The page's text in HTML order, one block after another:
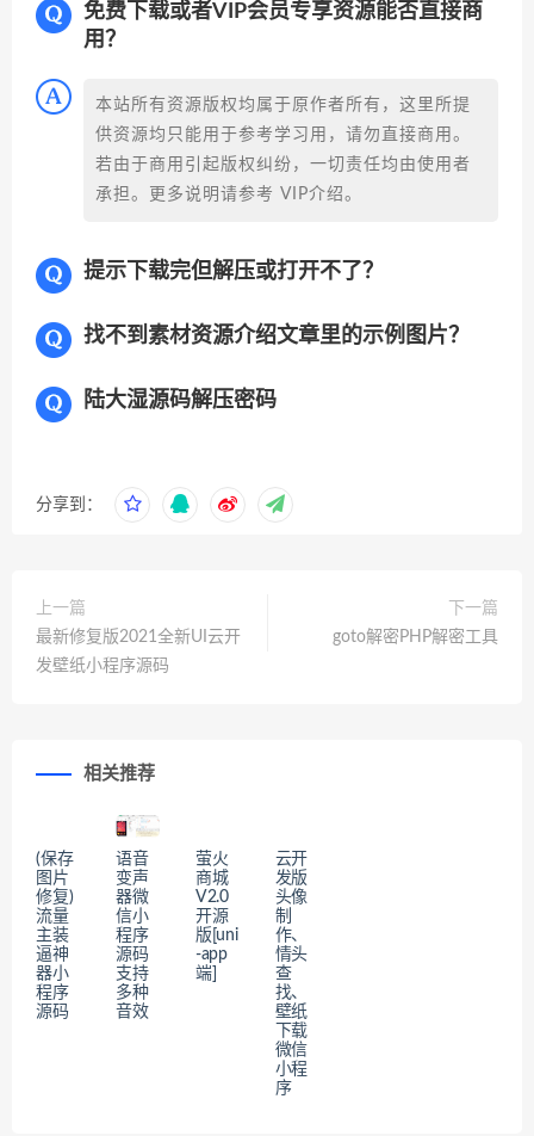
免费下载或者VIP会员专享资源能否直接商
用？
本站所有资源版权均属于原作者所有，这里所提
供资源均只能用于参考学习用，请勿直接商用。
若由于商用引起版权纠纷，一切责任均由使用者
承担。更多说明请参考 VIP介绍。
提示下载完但解压或打开不了？
找不到素材资源介绍文章里的示例图片？
陆大湿源码解压密码
分享到：
上一篇
最新修复版2021全新UI云开
发壁纸小程序源码
下一篇
goto解密PHP解密工具
相关推荐
(保存
图片
修复)
流量
主装
逼神
器小
程序
源码
语音
变声
器微
信小
程序
源码
支持
多种
音效
萤火
商城
V2.0
开源
版[uni
-app
端]
云开
发版
头像
制
作、
情头
查
找、
壁纸
下载
微信
小程
序